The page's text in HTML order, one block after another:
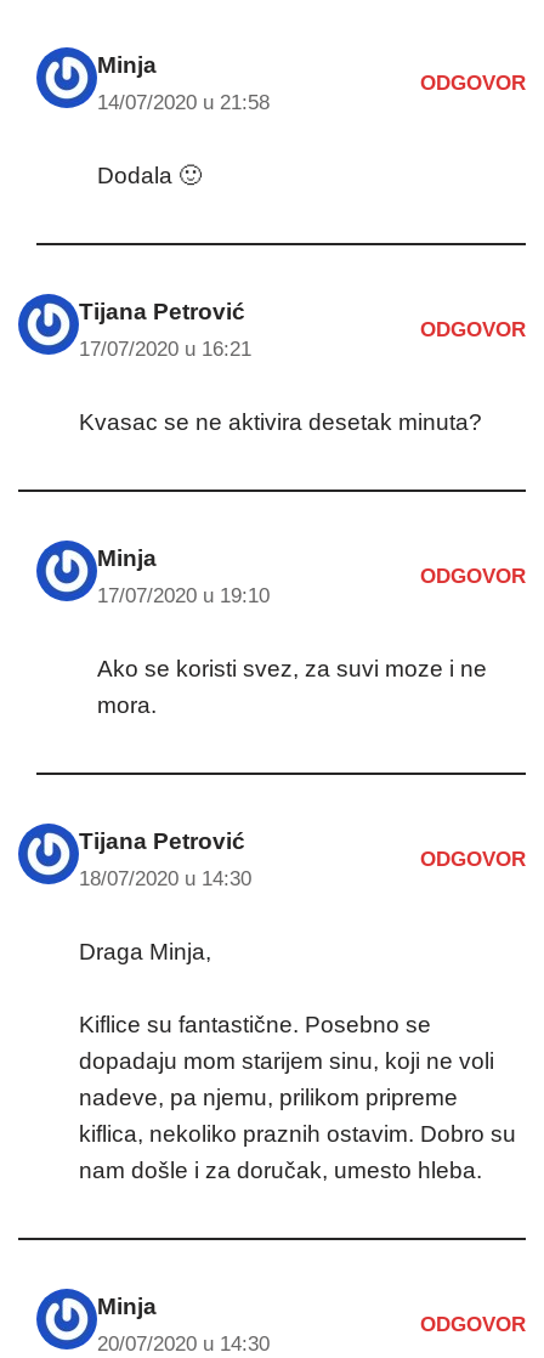
Minja
14/07/2020 u 21:58
ODGOVOR
Dodala 🙂
Tijana Petrović
17/07/2020 u 16:21
ODGOVOR
Kvasac se ne aktivira desetak minuta?
Minja
17/07/2020 u 19:10
ODGOVOR
Ako se koristi svez, za suvi moze i ne
mora.
Tijana Petrović
18/07/2020 u 14:30
ODGOVOR
Draga Minja,
Kiflice su fantastične. Posebno se
dopadaju mom starijem sinu, koji ne voli
nadeve, pa njemu, prilikom pripreme
kiflica, nekoliko praznih ostavim. Dobro su
nam došle i za doručak, umesto hleba.
Minja
20/07/2020 u 14:30
ODGOVOR